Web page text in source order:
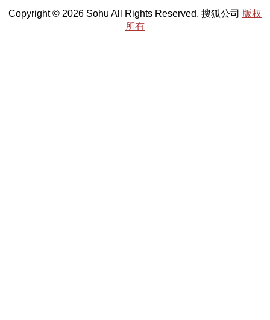
Copyright © 2026 Sohu All Rights Reserved. 搜狐公司 版权
所有